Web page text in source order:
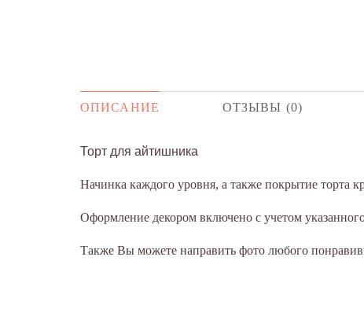
ОПИСАНИЕ ОТЗЫВЫ (0)
Торт для айтишника
Начинка каждого уровня, а также покрытие торта
Оформление декором включено с учетом
Также Вы можете направить фото любого